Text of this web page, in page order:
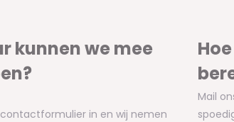
kunnen we mee
in en wij nemen
Mail